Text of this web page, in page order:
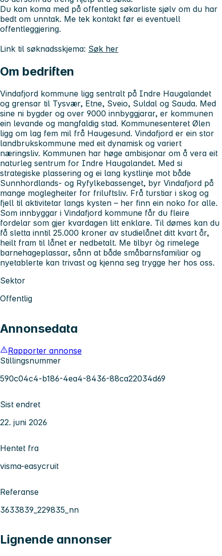
Du kan koma med på offentleg søkarliste sjølv om du har
bedt om unntak. Me tek kontakt før ei eventuell
offentleggjering.
Link til søknadsskjema: Søk her
Om bedriften
Vindafjord kommune ligg sentralt på Indre Haugalandet
og grensar til Tysvær, Etne, Sveio, Suldal og Sauda. Med
sine ni bygder og over 9000 innbyggjarar, er kommunen
ein levande og mangfaldig stad. Kommunesenteret Ølen
ligg om lag fem mil frå Haugesund. Vindafjord er ein stor
landbrukskommune med eit dynamisk og variert
næringsliv. Kommunen har høge ambisjonar om å vera eit
naturleg sentrum for Indre Haugalandet. Med si
strategiske plassering og ei lang kystlinje mot både
Sunnhordlands- og Ryfylkebassenget, byr Vindafjord på
mange moglegheiter for friluftsliv. Frå turstiar i skog og
fjell til aktivitetar langs kysten – her finn ein noko for alle.
Som innbyggar i Vindafjord kommune får du fleire
fordelar som gjer kvardagen litt enklare. Til dømes kan du
få sletta inntil 25.000 kroner av studielånet ditt kvart år,
heilt fram til lånet er nedbetalt. Me tilbyr òg rimelege
barnehageplassar, sånn at både småbarnsfamiliar og
nyetablerte kan trivast og kjenna seg trygge her hos oss.
Sektor
Offentlig
Annonsedata
Rapporter annonse
Stillingsnummer
590c04c4-b186-4ea4-8436-88ca22034d69
Sist endret
22. juni 2026
Hentet fra
visma-easycruit
Referanse
3633839_229835_nn
Lignende annonser